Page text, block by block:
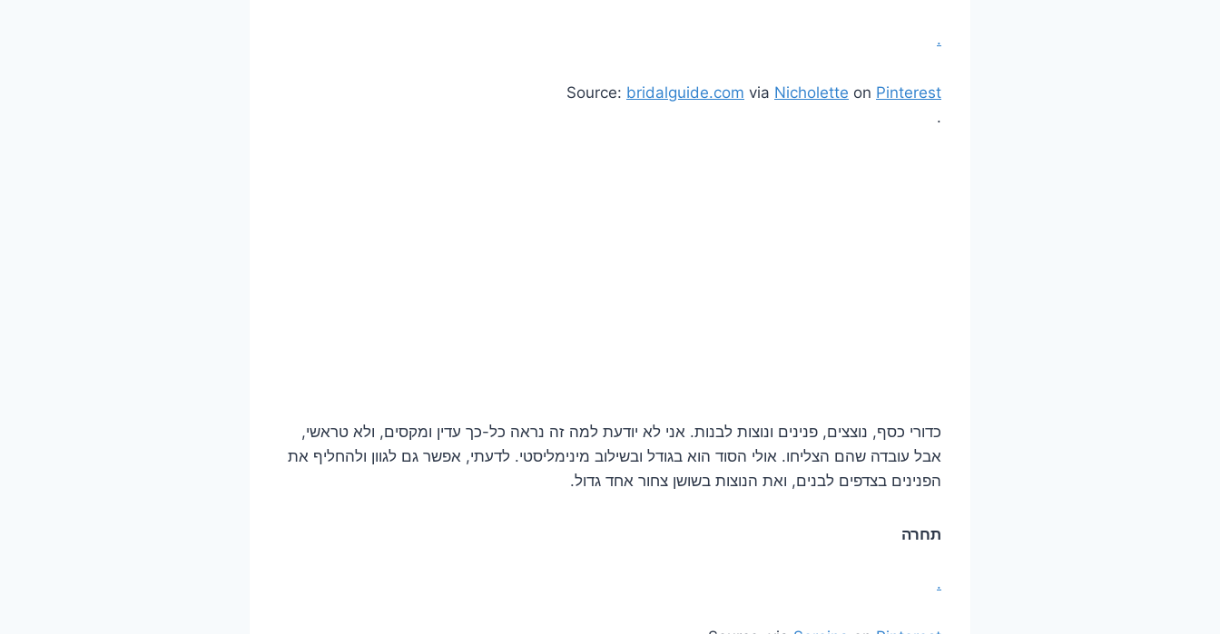
.
Source: bridalguide.com via Nicholette on Pinterest
.
כדורי כסף, נוצצים, פנינים ונוצות לבנות. אני לא יודעת למה זה נראה כל-כך עדין ומקסים, ולא טראשי,
אבל עובדה שהם הצליחו. אולי הסוד הוא בגודל ובשילוב מינימליסטי. לדעתי, אפשר גם לגוון ולהחליף את
הפנינים בצדפים לבנים, ואת הנוצות בשושן צחור אחד גדול.
תחרה
.